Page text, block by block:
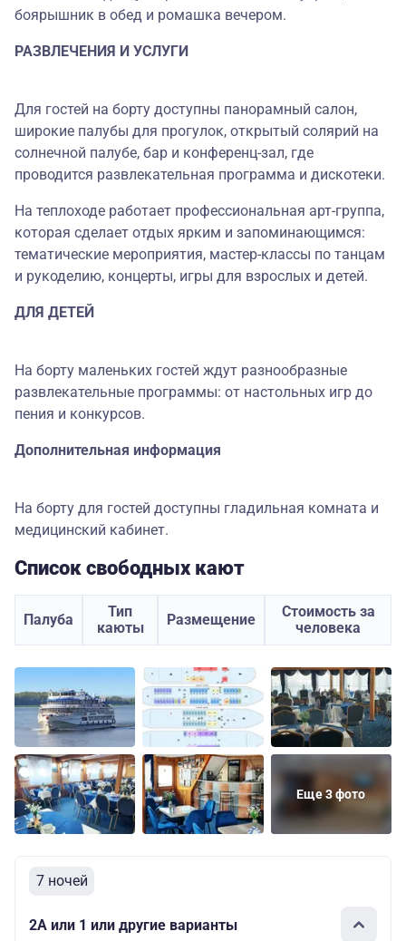
боярышник в обед и ромашка вечером.
РАЗВЛЕЧЕНИЯ И УСЛУГИ
Для гостей на борту доступны панорамный салон,
широкие палубы для прогулок, открытый солярий на
солнечной палубе, бар и конференц-зал, где
проводится развлекательная программа и дискотеки.
На теплоходе работает профессиональная арт-группа,
которая сделает отдых ярким и запоминающимся:
тематические мероприятия, мастер-классы по танцам
и рукоделию, концерты, игры для взрослых и детей.
ДЛЯ ДЕТЕЙ
На борту маленьких гостей ждут разнообразные
развлекательные программы: от настольных игр до
пения и конкурсов.
Дополнительная информация
На борту для гостей доступны гладильная комната и
медицинский кабинет.
Список свободных кают
Палуба
Тип
каюты
Размещение
Стоимость за
человека
Еще 3 фото
7 ночей
2А или 1 или другие варианты